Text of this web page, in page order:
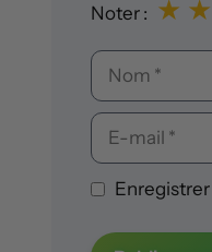
Noter : ★
★
Nom
E-
mail